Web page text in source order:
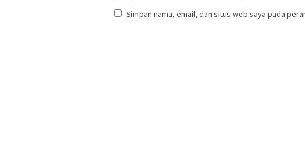
Simpan nama, email, dan situs web saya pada